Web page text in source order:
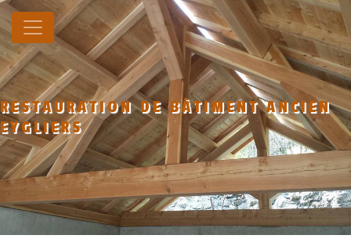
Panneau de gestion des cookies
RESTAURATION DE BÂTIMENT ANCIEN
EYGLIERS